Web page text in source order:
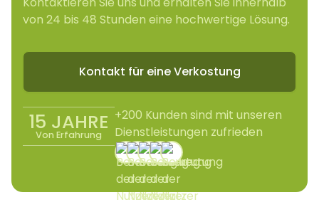
von 24 bis 48 Stunden eine hochwertige Lösung.
Kontakt für eine Verkostung
15 JAHRE
Von Erfahrung
+200 Kunden sind mit unseren
Dienstleistungen zufrieden